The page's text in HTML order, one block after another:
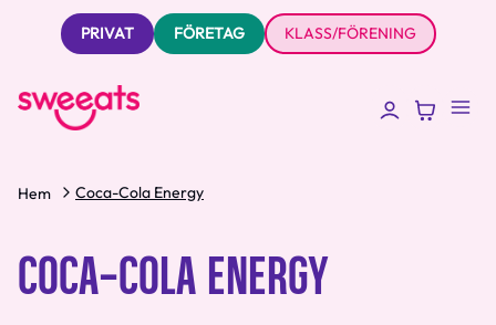
PRIVAT FÖRETAG KLASS/FÖRENING
Hem Coca-Cola Energy
COCA-COLA ENERGY